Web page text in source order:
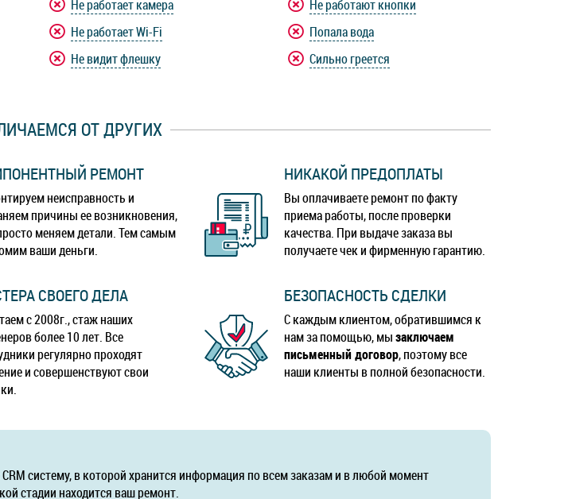
Не работает камера
Не работает Wi-Fi
Не видит флешку
Не работают кнопки
Попала вода
Сильно греется
ОТ ДРУГИХ
РЕМОНТ
неисправность и
причины ее возникновения,
меняем детали. Тем самым
ваши деньги.
НИКАКОЙ ПРЕДОПЛАТЫ
Вы оплачиваете ремонт по факту
приема работы, после проверки
качества. При выдаче заказа вы
получаете чек и фирменную гарантию.
СВОЕГО ДЕЛА
с 2008г., стаж наших
более 10 лет. Все
регулярно проходят
и совершенствуют свои
БЕЗОПАСНОСТЬ СДЕЛКИ
С каждым клиентом, обратившимся к
нам за помощью, мызаключаем
письменный договор, поэтому все
наши клиенты в полной безопасности.
систему, в которой хранится информация по всем заказам и в любой момент
стадии находится ваш ремонт.